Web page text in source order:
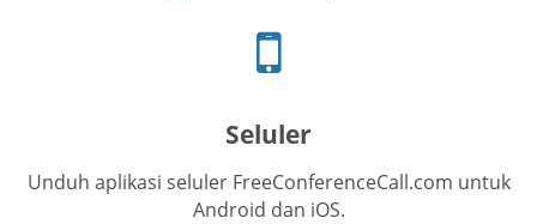
Ikon
telepon
Seluler
Unduh aplikasi seluler FreeConferenceCall.com untuk
Android dan iOS.